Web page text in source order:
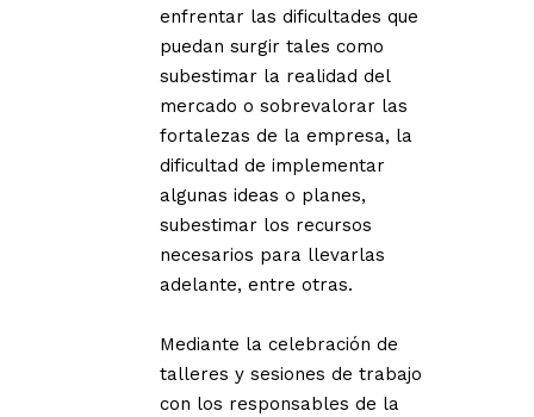
enfrentar las dificultades que
puedan surgir tales como
subestimar la realidad del
mercado o sobrevalorar las
fortalezas de la empresa, la
dificultad de implementar
algunas ideas o planes,
subestimar los recursos
necesarios para llevarlas
adelante, entre otras.
Mediante la celebración de
talleres y sesiones de trabajo
con los responsables de la